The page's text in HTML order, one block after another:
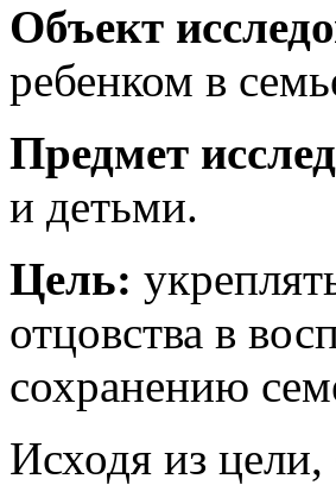
Объект
ребенком в
Предмет
и детьми.
Цель:
отцовства в
сохранению
Исходя из